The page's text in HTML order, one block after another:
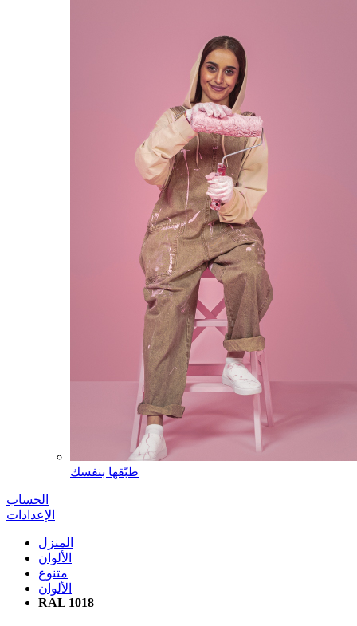
طبّقها بنفسك
الحساب
الإعدادات
المنزل
الألوان
متنوع
الألوان
RAL 1018